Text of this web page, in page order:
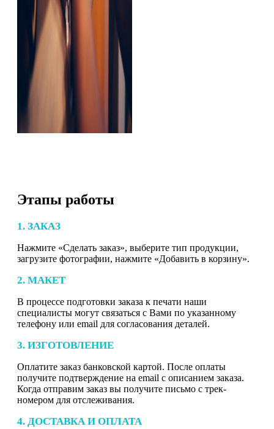
Этапы работы
1. ЗАКАЗ
Нажмите «Сделать заказ», выберите тип продукции,
загрузите фотографии, нажмите «Добавить в корзину».
2. МАКЕТ
В процессе подготовки заказа к печати наши
специалисты могут связаться с Вами по указанному
телефону или email для согласования деталей.
3. ИЗГОТОВЛЕНИЕ
Оплатите заказ банковской картой. После оплаты
получите подтверждение на email с описанием заказа.
Когда отправим заказ вы получите письмо с трек-
номером для отслеживания.
4. ДОСТАВКА И ОПЛАТА